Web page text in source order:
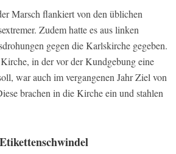
Marsch flankiert von den üblichen
Zudem hatte es aus linken
gegen die Karlskirche gegeben.
in der vor der Kundgebung eine
war auch im vergangenen Jahr Ziel von
brachen in die Kirche ein und stahlen